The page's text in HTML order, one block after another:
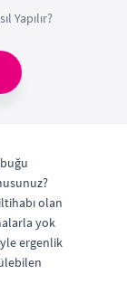
Yapılır?
olan
yok
ergenlik